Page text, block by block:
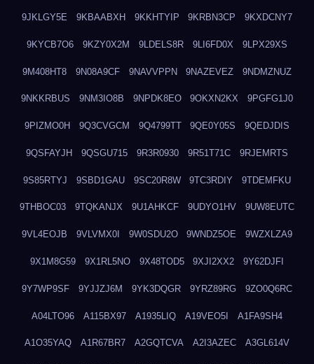
9JKLGY5E 9KBAABXH 9KKHTYIP 9KRBN3CP 9KXDCNY7
9KYCB7O6 9KZY0X2M 9LDELS8R 9LI6FD0X 9LPX29XS
9M408HT8 9N08A9CF 9NAVVPPN 9NAZEVEZ 9NDMZNUZ
9NKKRBUS 9NM3IO8B 9NPDK8EO 9OKXN2KX 9PGFG1J0
9PIZMO0H 9Q3CVGCM 9Q4799TT 9QE0Y05S 9QEDJDIS
9QSFAYJH 9QSGU715 9R3R0930 9R51T71C 9RJEMRTS
9S85RTYJ 9SBD1GAU 9SC20R8W 9TC3RDIY 9TDEMFKU
9THBOC03 9TQKANJX 9U1AHKCF 9UDYO1HV 9UW8EUTC
9VL4EOJB 9VLVMX0I 9W0SDU2O 9WNDZ5OE 9WZXLZA9
9X1M8G59 9X1RL5NO 9X48TOD5 9XJI2XX2 9Y62DJFI
9Y7WP9SF 9YJJZJ6M 9YK3DQGR 9YRZ89RG 9ZO0Q6RC
A04LTO96 A115BX97 A1935LIQ A19VEO5I A1FA9SH4
A1O35YAQ A1R67BR7 A2GQTCVA A2I3AZEC A3GL614V